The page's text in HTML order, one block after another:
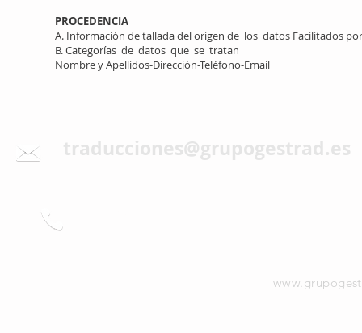
PROCEDENCIA
A. Información de tallada del origen de los datos Facilitados
B. Categorías de datos que se tratan
Nombre y Apellidos-Dirección-Teléfono-Email
traducciones@grupogestrad.es